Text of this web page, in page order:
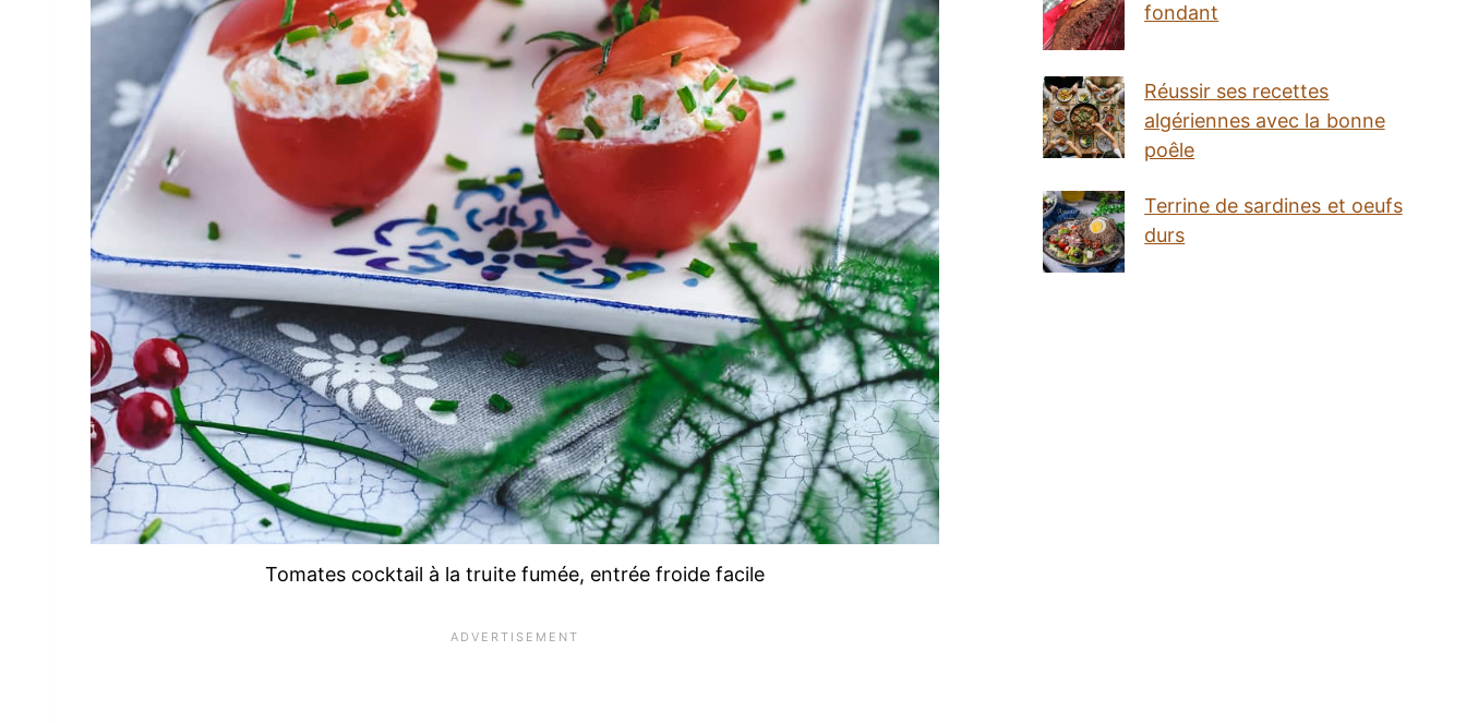
Tomates cocktail à la truite fumée, entrée froide facile
fondant
Réussir ses recettes
algériennes avec la bonne
poêle
Terrine de sardines et oeufs
durs